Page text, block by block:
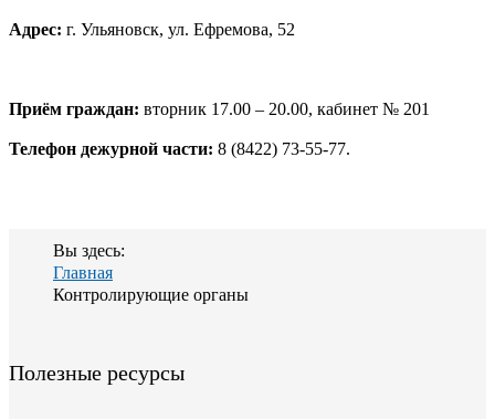
Адрес: г. Ульяновск, ул. Ефремова, 52
Приём граждан: вторник 17.00 – 20.00, кабинет № 201
Телефон дежурной части: 8 (8422) 73-55-77.
Вы здесь:
Главная
Контролирующие органы
Полезные ресурсы